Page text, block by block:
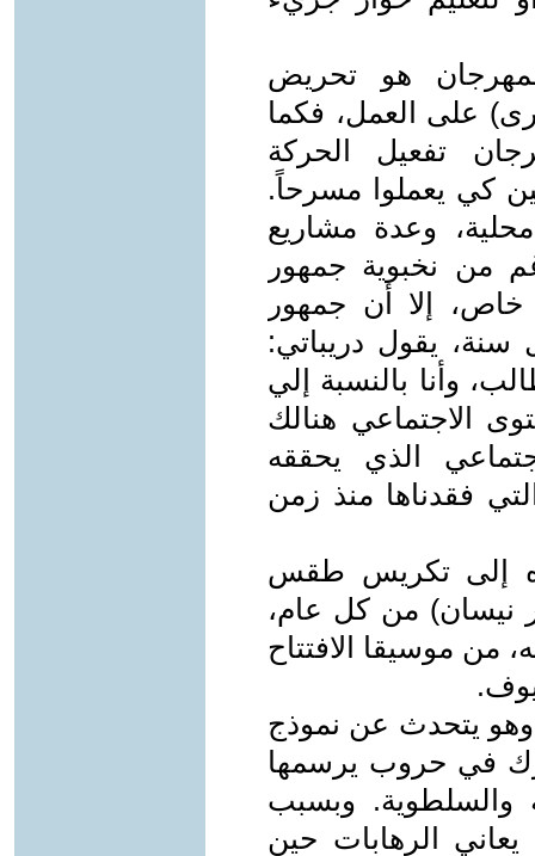
هو تحريض
على العمل، فكما
تفعيل الحركة
كي يعملوا مسرحاً.
وعدة مشاريع
من نخبوية جمهور
خاص، إلا أن جمهور
سنة، يقول دريباتي:
وأنا بالنسبة إلي
الاجتماعي هنالك
الذي يحققه
فقدناها منذ زمن
إلى تكريس طقس
نيسان) من كل عام،
من موسيقا الافتتاح
يتحدث عن نموذج
في حروب يرسمها
والسلطوية. وبسبب
الرهابات حين